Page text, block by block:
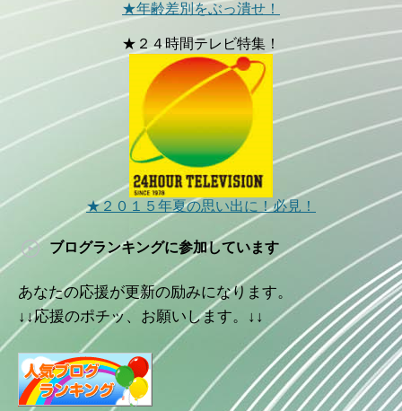
★年齢差別をぶっ潰せ！
★２４時間テレビ特集！
★２０１５年夏の思い出に！必見！
ブログランキングに参加しています
あなたの応援が更新の励みになります。
↓↓応援のポチッ、お願いします。↓↓